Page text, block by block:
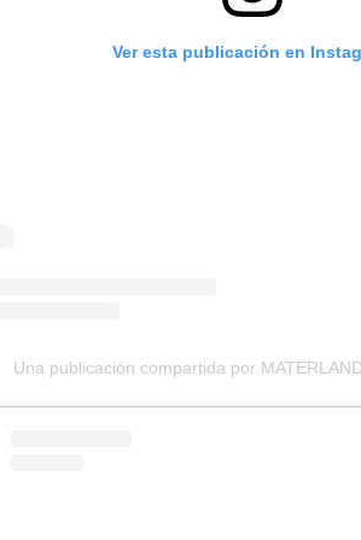
Ver esta publicación en
Una publicación compartida por